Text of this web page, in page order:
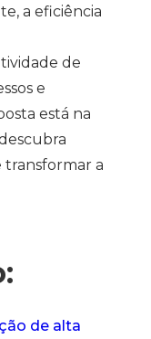
a eficiência
de
e
está na
a
de alta